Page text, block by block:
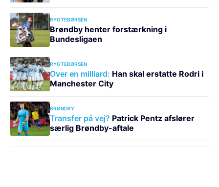
RYGTEBØRSEN
Brøndby henter forstærkning i
Bundesligaen
RYGTEBØRSEN
Over en milliard: Han skal erstatte Rodri i
Manchester City
BRØNDBY
Transfer på vej? Patrick Pentz afslører
særlig Brøndby-aftale